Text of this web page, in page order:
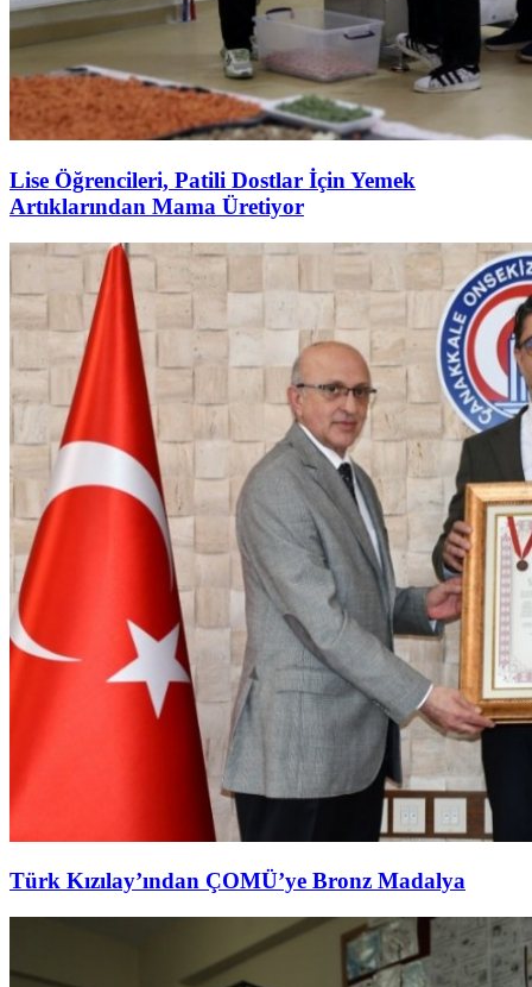
Lise Öğrencileri, Patili Dostlar İçin Yemek
Artıklarından Mama Üretiyor
Türk Kızılay’ından ÇOMÜ’ye Bronz Madalya